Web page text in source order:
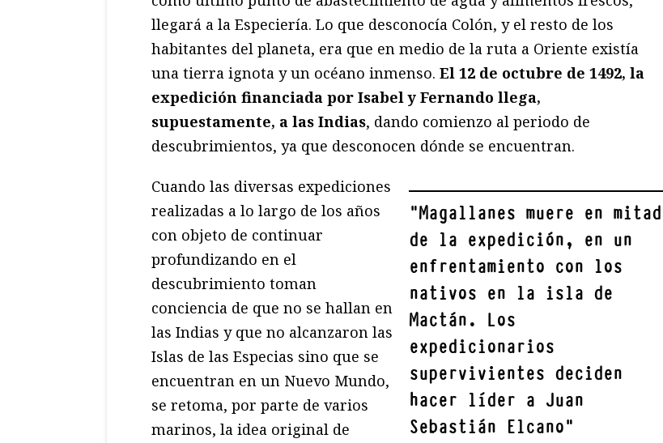
llegará a la Especiería. Lo que desconocía Colón, y el resto de los
habitantes del planeta, era que en medio de la ruta a Oriente existía
una tierra ignota y un océano inmenso. El 12 de octubre de 1492, la
expedición financiada por Isabel y Fernando llega,
supuestamente, a las Indias, dando comienzo al periodo de
descubrimientos, ya que desconocen dónde se encuentran.
"Magallanes muere en mitad
de la expedición, en un
enfrentamiento con los
nativos en la isla de
Mactán. Los
expedicionarios
supervivientes deciden
hacer líder a Juan
Sebastián Elcano"
Cuando las diversas expediciones
realizadas a lo largo de los años
con objeto de continuar
profundizando en el
descubrimiento toman
conciencia de que no se hallan en
las Indias y que no alcanzaron las
Islas de las Especias sino que se
encuentran en un Nuevo Mundo,
se retoma, por parte de varios
marinos, la idea original de